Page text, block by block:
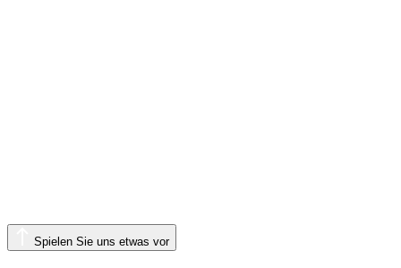
Spielen Sie uns etwas vor